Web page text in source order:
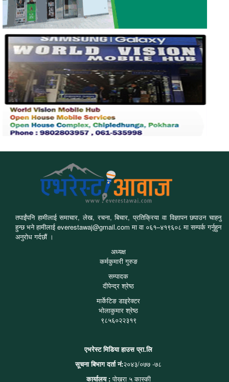
तपाईंपनि हामीलाई समाचार, लेख, रचना, बिचार, प्रतिक्रिया वा विज्ञापन छपाउन चाहनु
हुन्छ भने हामीलाई everestawaj@gmail.com मा वा ०६१–४१९६०८ मा सम्पर्क गर्नुहुन
अनुरोध गर्दछौं ।
अध्यक्ष
कर्मकुमारी गुरुङ
सम्पादक
दीपेन्द्र श्रेष्ठ
मार्केटिङ डाइरेक्टर
भोलाकुमार श्रेष्ठ
९८५६०२२३१९
एभरेस्ट मिडिया हाउस प्रा.लि
सूचना बिभाग दर्ता नं:२०४३/०७७ -७८
कार्यालय :पोखरा ५ कास्की